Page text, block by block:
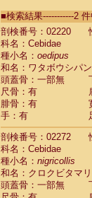
Cebidae
Cebidae
Cebidae
Cebidae
Cebidae
Cebidae
Cebidae
Cebidae
Cebidae
Cebidae
Cebidae
Cebidae
Cebidae
Cebidae
■検索結果-----------2
剖検番号：02220
科名：Cebidae
種小名： oedipus
和名：ワタボウシパ
頭蓋骨：一部無
尺骨：有
腓骨：有
手：有
剖検番号：02272
科名：Cebidae
種小名： nigricollis
和名：クロクビタマ
頭蓋骨：一部無